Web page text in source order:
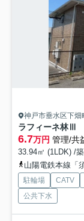
神戸市垂水区下畑
ラフィーネ林Ⅲ
6.7万円 管理/共
33.94㎡ (1LDK) /
山陽電鉄本線「
駐輪場 CATV
公共下水